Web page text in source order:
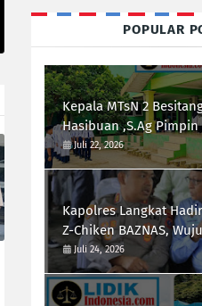
POPULAR
Kepala MTsN 2
Hasibuan ,S.Ag Pimpin
Semester,Siapkan
Berkarakter dan
Juli 22, 2026
Kapolres Langkat
Z-Chiken BAZNAS,
Polri Terhadap
Ekonomi Masyarakat
Juli 24, 2026